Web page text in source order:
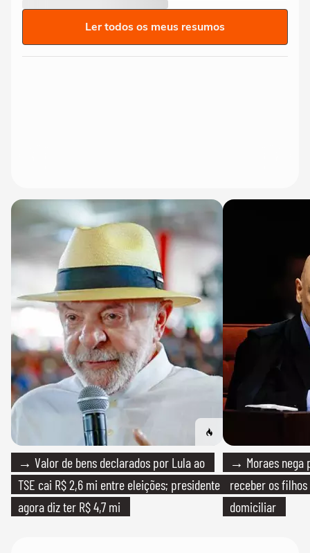
Ler todos os meus resumos
→ Valor de bens declarados por Lula ao
TSE cai R$ 2,6 mi entre eleições; presidente
agora diz ter R$ 4,7 mi
→ Moraes nega
receber os filhos
domiciliar